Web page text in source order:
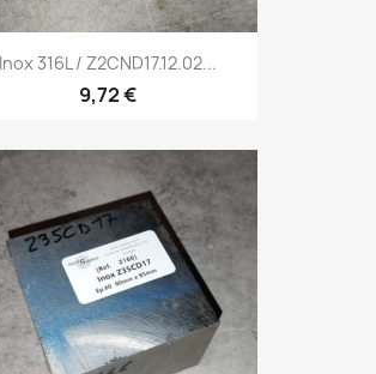
Inox 316L / Z2CND17.12.02...
9,72 €